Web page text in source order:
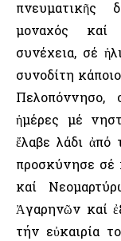
πνευματικῆς
μοναχός καί
συνέχεια, σέ
συνοδίτη
Πελοπόννησο,
ἡμέρες μέ
ἔλαβε λάδι
προσκύνησε σέ
καί
Ἀγαρηνῶν καί
τήν εὐκαιρία